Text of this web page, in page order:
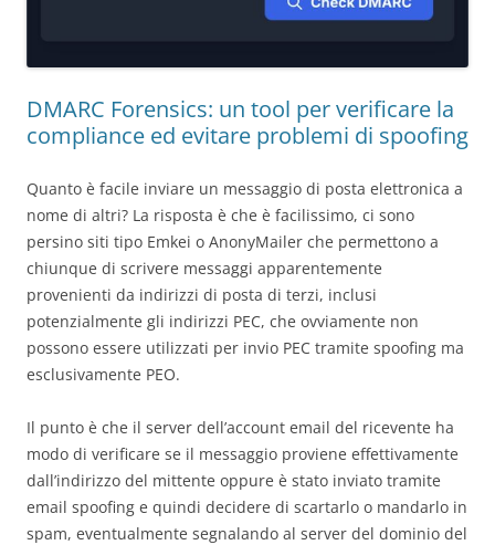
DMARC Forensics: un tool per verificare la
compliance ed evitare problemi di spoofing
Quanto è facile inviare un messaggio di posta elettronica a
nome di altri? La risposta è che è facilissimo, ci sono
persino siti tipo Emkei o AnonyMailer che permettono a
chiunque di scrivere messaggi apparentemente
provenienti da indirizzi di posta di terzi, inclusi
potenzialmente gli indirizzi PEC, che ovviamente non
possono essere utilizzati per invio PEC tramite spoofing ma
esclusivamente PEO.
Il punto è che il server dell’account email del ricevente ha
modo di verificare se il messaggio proviene effettivamente
dall’indirizzo del mittente oppure è stato inviato tramite
email spoofing e quindi decidere di scartarlo o mandarlo in
spam, eventualmente segnalando al server del dominio del